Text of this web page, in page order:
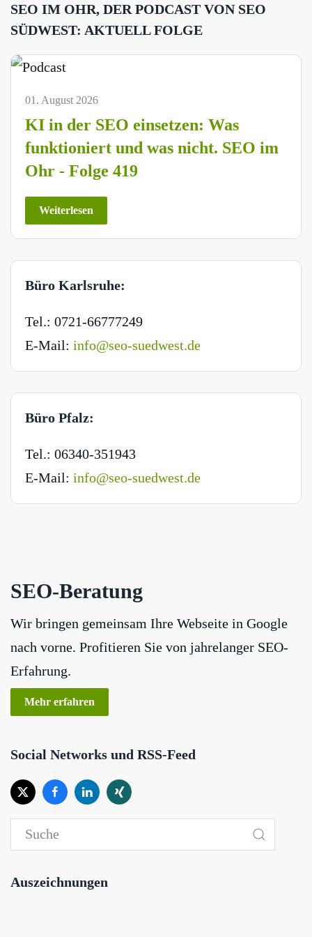
SEO IM OHR, DER PODCAST VON SEO
SÜDWEST: AKTUELL FOLGE
01. August 2026
KI in der SEO einsetzen: Was
funktioniert und was nicht. SEO im
Ohr - Folge 419
Weiterlesen
Büro Karlsruhe:
Tel.: 0721-66777249
E-Mail: info@seo-suedwest.de
Büro Pfalz:
Tel.: 06340-351943
E-Mail: info@seo-suedwest.de
SEO-Beratung
Wir bringen gemeinsam Ihre Webseite in Google
nach vorne. Profitieren Sie von jahrelanger SEO-
Erfahrung.
Mehr erfahren
Social Networks und RSS-Feed
Auszeichnungen